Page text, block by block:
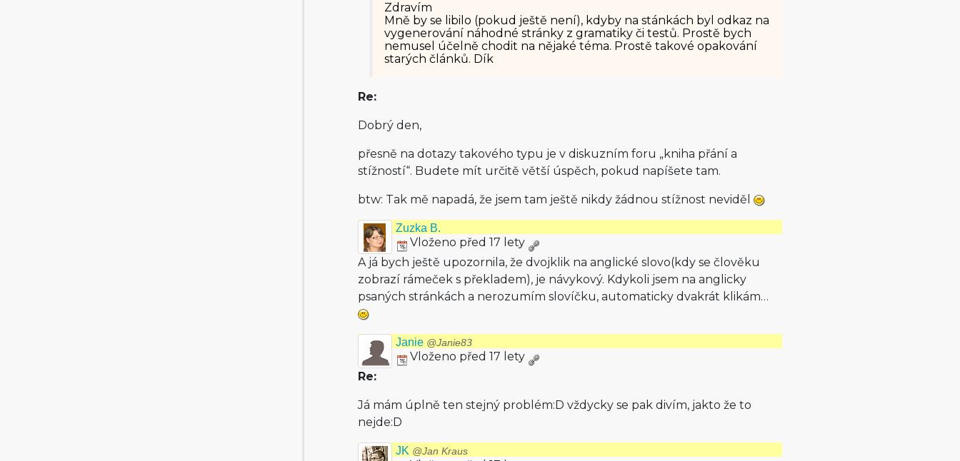
Zdravím
Mně by se libilo (pokud ještě není), kdyby na stánkách byl odkaz na
vygenerování náhodné stránky z gramatiky či testů. Prostě bych
nemusel účelně chodit na nějaké téma. Prostě takové opakování
starých článků. Dík
Re:
Dobrý den,
přesně na dotazy takového typu je v diskuzním foru „kniha přání a
stížností“. Budete mít určitě větší úspěch, pokud napíšete tam.
btw: Tak mě napadá, že jsem tam ještě nikdy žádnou stížnost neviděl
Zuzka B.
Vloženo před 17 lety
A já bych ještě upozornila, že dvojklik na anglické slovo(kdy se člověku
zobrazí rámeček s překladem), je návykový. Kdykoli jsem na anglicky
psaných stránkách a nerozumím slovíčku, automaticky dvakrát klikám…
Janie @Janie83
Vloženo před 17 lety
Re:
Já mám úplně ten stejný problém:D vždycky se pak divím, jakto že to
nejde:D
JK @Jan Kraus